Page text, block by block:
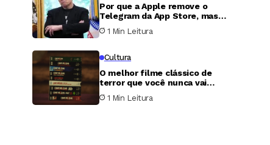
Por que a Apple remove o
Telegram da App Store, mas
nunca faz o mesmo com o X?
1 Min Leitura
Cultura
O melhor filme clássico de
terror que você nunca vai
conseguir assistir
1 Min Leitura